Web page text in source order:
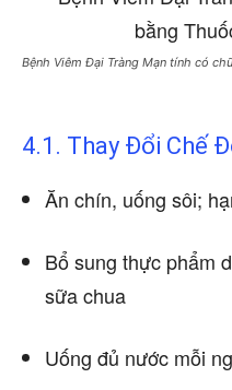
Bệnh Viêm Đại Tràng Mạn tính có
4.1. Thay Đổi Chế
Ăn chín, uống sôi;
Bổ sung thực phẩm
sữa chua
Uống đủ nước mỗi